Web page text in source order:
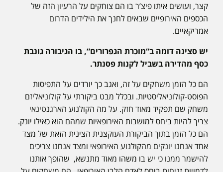
קצר, ועושים איתו פיצ’ר בו הם צוחקים על הרעיון הזה של
הכספים האירופיים שבאים לחנך את הילידים הדרום
אמריקאיים.
יש סצינה דומה ב“מוכרת הגפרורים“, בו הגיבורה גונבת
כסף מהדירה בשביל לקנות פסנתר.
הם כל הזמן משחקים על זה, ואגב כך יורדים על התפיסות
הפוסט-קולוניאליסטיות. ובכלל מבט ביקורתי על קולוניאליזם
משחק שם תפקיד מאוד חזק. על מה הקולנוע הארגנטינאי
צריך להיות ביחס למושבות האירופאיות שמהם הוא כאילו יונק.
הם כל הזמן בתוך הביקורת העוקצנית הצינית הזאת של מצד
אחד אנחנו יונקים מהקולנוע האירופאי ומצד אנחנו צריכים
להישמר ממנו כי יש בו משהו מאוד מתנשא, שהופך אותנו